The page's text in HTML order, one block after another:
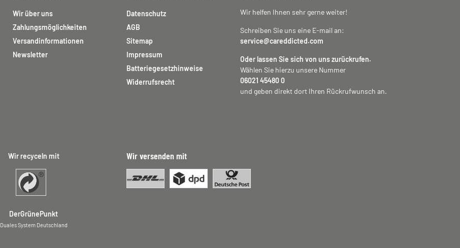
Wir über uns
Zahlungsmöglichkeiten
Versandinformationen
Newsletter
Datenschutz
AGB
Sitemap
Impressum
Batteriegesetzhinweise
Widerrufsrecht
Wir helfen Ihnen sehr gerne weiter!
Schreiben Sie uns eine E-mail an:
service@careddicted.com
Oder lassen Sie sich von uns zurückrufen.
Wählen Sie hierzu unsere Nummer
06021 45480 0
und geben direkt dort Ihren Rückrufwunsch an.
Wir recyceln mit
DerGrünePunkt
Duales System Deutschland
Wir versenden mit